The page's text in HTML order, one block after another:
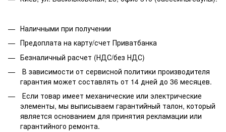
Наличными при получении
Предоплата на карту/счет Приватбанка
Безналичный расчет (НДС/без НДС)
В зависимости от сервисной политики производителя
гарантия может составлять от 14 дней до 36 месяцев.
Если товар имеет механические или электрические
элементы, мы выписываем гарантийный талон, который
является основанием для принятия рекламации или
гарантийного ремонта.